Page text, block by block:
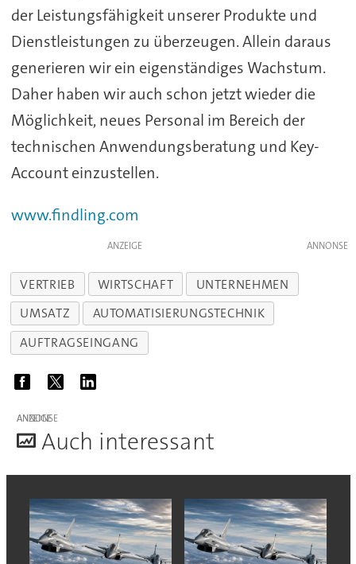
der Leistungsfähigkeit unserer Produkte und
Dienstleistungen zu überzeugen. Allein daraus
generieren wir ein eigenständiges Wachstum.
Daher haben wir auch schon jetzt wieder die
Möglichkeit, neues Personal im Bereich der
technischen Anwendungsberatung und Key-
Account einzustellen.
www.findling.com
ANZEIGE
VERTRIEB WIRTSCHAFT
UNTERNEHMEN
UMSATZ
AUTOMATISIERUNGSTECHNIK
AUFTRAGSEINGANG
ANZEIGE
Auch interessant